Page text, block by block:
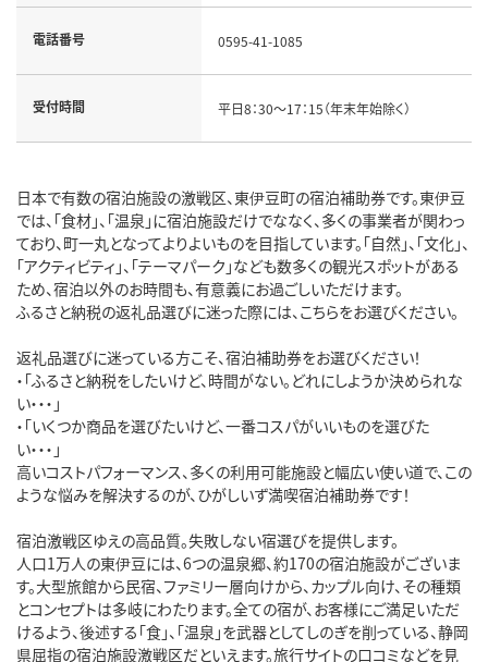
電話番号 0595-41-1085
受付時間 平日8：30～17：15（年末年始除く）
日本で有数の宿泊施設の激戦区、東伊豆町の宿泊補助券です。東伊豆
では、「食材」、「温泉」に宿泊施設だけでななく、多くの事業者が関わっ
ており、町一丸となってよりよいものを目指しています。「自然」、「文化」、
「アクティビティ」、「テーマパーク」なども数多くの観光スポットがある
ため、宿泊以外のお時間も、有意義にお過ごしいただけます。
ふるさと納税の返礼品選びに迷った際には、こちらをお選びください。
返礼品選びに迷っている方こそ、宿泊補助券をお選びください！
・「ふるさと納税をしたいけど、時間がない。どれにしようか決められな
い・・・」
・「いくつか商品を選びたいけど、一番コスパがいいものを選びた
い・・・」
高いコストパフォーマンス、多くの利用可能施設と幅広い使い道で、この
ような悩みを解決するのが、ひがしいず満喫宿泊補助券です！
宿泊激戦区ゆえの高品質。失敗しない宿選びを提供します。
人口1万人の東伊豆には、6つの温泉郷、約170の宿泊施設がございま
す。大型旅館から民宿、ファミリー層向けから、カップル向け、その種類
とコンセプトは多岐にわたります。全ての宿が、お客様にご満足いただ
けるよう、後述する「食」、「温泉」を武器としてしのぎを削っている、静岡
県屈指の宿泊施設激戦区だといえます。旅行サイトの口コミなどを見